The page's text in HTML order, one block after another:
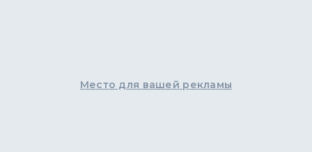
Место для вашей рекламы